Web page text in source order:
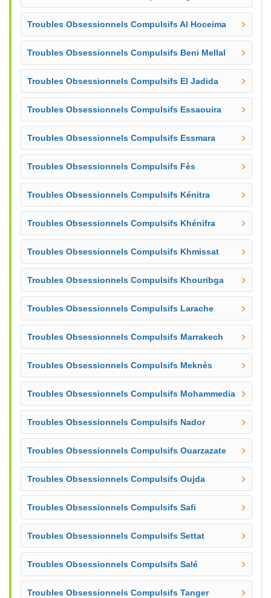
Troubles Obsessionnels Compulsifs Al Hoceima
Troubles Obsessionnels Compulsifs Beni Mellal
Troubles Obsessionnels Compulsifs El Jadida
Troubles Obsessionnels Compulsifs Essaouira
Troubles Obsessionnels Compulsifs Essmara
Troubles Obsessionnels Compulsifs Fès
Troubles Obsessionnels Compulsifs Kénitra
Troubles Obsessionnels Compulsifs Khénifra
Troubles Obsessionnels Compulsifs Khmissat
Troubles Obsessionnels Compulsifs Khouribga
Troubles Obsessionnels Compulsifs Larache
Troubles Obsessionnels Compulsifs Marrakech
Troubles Obsessionnels Compulsifs Meknès
Troubles Obsessionnels Compulsifs Mohammedia
Troubles Obsessionnels Compulsifs Nador
Troubles Obsessionnels Compulsifs Ouarzazate
Troubles Obsessionnels Compulsifs Oujda
Troubles Obsessionnels Compulsifs Safi
Troubles Obsessionnels Compulsifs Settat
Troubles Obsessionnels Compulsifs Salé
Troubles Obsessionnels Compulsifs Tanger